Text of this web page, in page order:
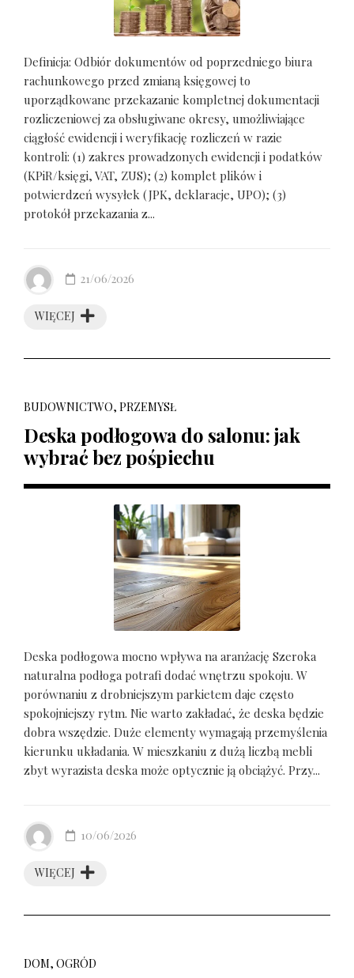
Definicja: Odbiór dokumentów od poprzedniego biura
rachunkowego przed zmianą księgowej to
uporządkowane przekazanie kompletnej dokumentacji
rozliczeniowej za obsługiwane okresy, umożliwiające
ciągłość ewidencji i weryfikację rozliczeń w razie
kontroli: (1) zakres prowadzonych ewidencji i podatków
(KPiR/księgi, VAT, ZUS); (2) komplet plików i
potwierdzeń wysyłek (JPK, deklaracje, UPO); (3)
protokół przekazania z...
WIĘCEJ
21/06/2026
BUDOWNICTWO, PRZEMYSŁ
Deska podłogowa do salonu: jak
wybrać bez pośpiechu
Deska podłogowa mocno wpływa na aranżację Szeroka
naturalna podłoga potrafi dodać wnętrzu spokoju. W
porównaniu z drobniejszym parkietem daje często
spokojniejszy rytm. Nie warto zakładać, że deska będzie
dobra wszędzie. Duże elementy wymagają przemyślenia
kierunku układania. W mieszkaniu z dużą liczbą mebli
zbyt wyrazista deska może optycznie ją obciążyć. Przy...
WIĘCEJ
10/06/2026
DOM, OGRÓD